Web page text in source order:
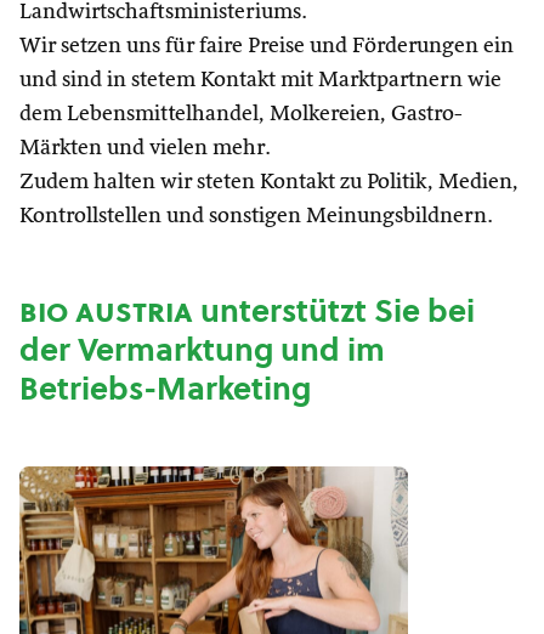
Landwirtschaftsministeriums.
Wir setzen uns für faire Preise und Förderungen ein
und sind in stetem Kontakt mit Marktpartnern wie
dem Lebensmittelhandel, Molkereien, Gastro-
Märkten und vielen mehr.
Zudem halten wir steten Kontakt zu Politik, Medien,
Kontrollstellen und sonstigen Meinungsbildnern.
bio austriaunterstützt Sie bei
der Vermarktung und im
Betriebs-Marketing